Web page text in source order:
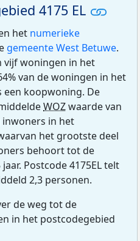
4175 EL
het numerieke
gemeente West Betuwe.
vijf woningen in het
van de woningen in het
een koopwoning. De
WOZwaarde van
inwoners in het
het grootste deel
behoort tot de
Postcode 4175EL telt
2,3 personen.
de weg tot de
in het postcodegebied